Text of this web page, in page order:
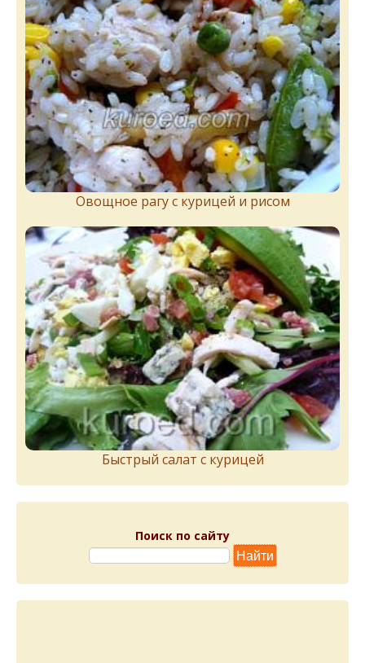
Овощное рагу с курицей и рисом
Быстрый салат с курицей
Поиск по сайту